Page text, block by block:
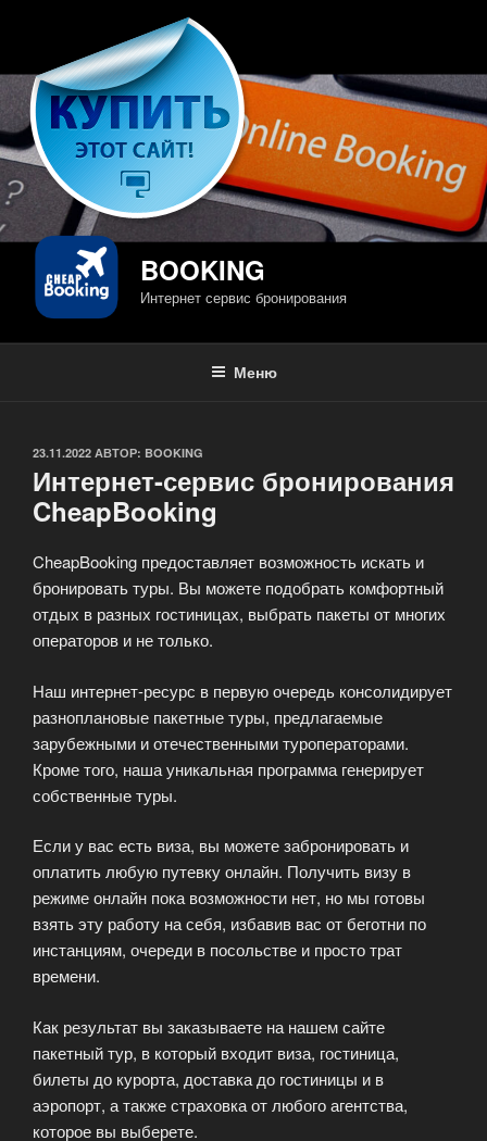
содержимому
BOOKING
Интернет сервис бронирования
Меню
ОПУБЛИКОВАНО
23.11.2022 АВТОР: BOOKING
Интернет-сервис бронирования
CheapBooking
CheapBooking предоставляет возможность искать и
бронировать туры. Вы можете подобрать комфортный
отдых в разных гостиницах, выбрать пакеты от многих
операторов и не только.
Наш интернет-ресурс в первую очередь консолидирует
разноплановые пакетные туры, предлагаемые
зарубежными и отечественными туроператорами.
Кроме того, наша уникальная программа генерирует
собственные туры.
Если у вас есть виза, вы можете забронировать и
оплатить любую путевку онлайн. Получить визу в
режиме онлайн пока возможности нет, но мы готовы
взять эту работу на себя, избавив вас от беготни по
инстанциям, очереди в посольстве и просто трат
времени.
Как результат вы заказываете на нашем сайте
пакетный тур, в который входит виза, гостиница,
билеты до курорта, доставка до гостиницы и в
аэропорт, а также страховка от любого агентства,
которое вы выберете.